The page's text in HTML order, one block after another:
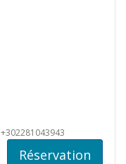
+302281043943
Réservation